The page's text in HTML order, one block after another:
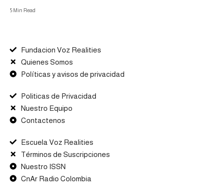
5 Min Read
Fundacion Voz Realities
Quienes Somos
Políticas y avisos de privacidad
Politicas de Privacidad
Nuestro Equipo
Contactenos
Escuela Voz Realities
Términos de Suscripciones
Nuestro ISSN
CnAr Radio Colombia